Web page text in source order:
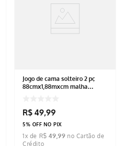
Jogo de cama solteiro 2 pç
88cmx1,88mxcm malha
R$ 49,99
5% OFF NO PIX
1x de R$ 49 ,99